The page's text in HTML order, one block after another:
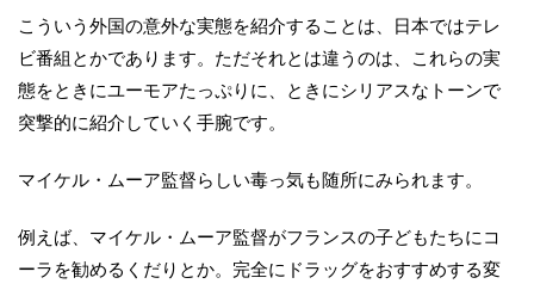
こういう外国の意外な実態を紹介することは、日本ではテレ
ビ番組とかであります。ただそれとは違うのは、これらの実
態をときにユーモアたっぷりに、ときにシリアスなトーンで
突撃的に紹介していく手腕です。
マイケル・ムーア監督らしい毒っ気も随所にみられます。
例えば、マイケル・ムーア監督がフランスの子どもたちにコ
ーラを勧めるくだりとか。完全にドラッグをおすすめする変